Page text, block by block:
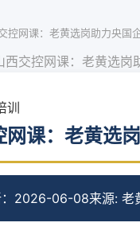
控网课：老黄选岗助力央国
西交控网课：老黄选岗
训
网课：老黄选
：2026-06-08来源: 老